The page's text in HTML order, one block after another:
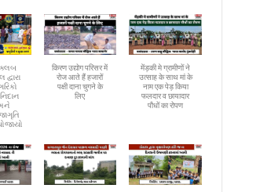
किरण उद्योग परिसर में
रोज आते हैं हजारों
पक्षी दाना चुगने के
लिए
मेंड़की मे ग्रामीणों ने
उत्साह के साथ मां के
नाम एक पेड़ किया
फलदार व छायादार
पौधों का रोपण